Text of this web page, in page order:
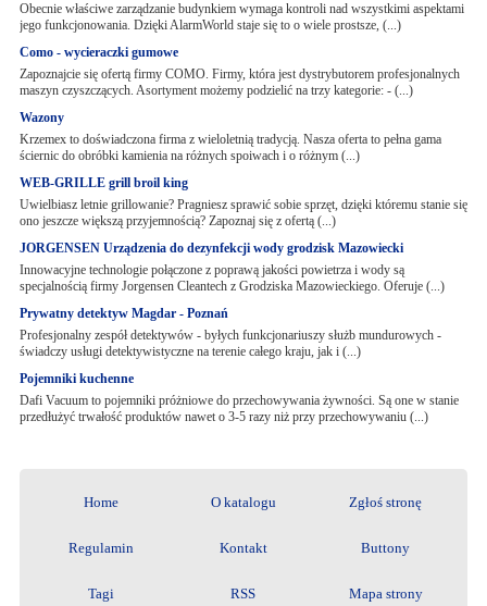
Obecnie właściwe zarządzanie budynkiem wymaga kontroli nad wszystkimi aspektami
jego funkcjonowania. Dzięki AlarmWorld staje się to o wiele prostsze, (...)
Como - wycieraczki gumowe
Zapoznajcie się ofertą firmy COMO. Firmy, która jest dystrybutorem profesjonalnych
maszyn czyszczących. Asortyment możemy podzielić na trzy kategorie: - (...)
Wazony
Krzemex to doświadczona firma z wieloletnią tradycją. Nasza oferta to pełna gama
ściernic do obróbki kamienia na różnych spoiwach i o różnym (...)
WEB-GRILLE grill broil king
Uwielbiasz letnie grillowanie? Pragniesz sprawić sobie sprzęt, dzięki któremu stanie się
ono jeszcze większą przyjemnością? Zapoznaj się z ofertą (...)
JORGENSEN Urządzenia do dezynfekcji wody grodzisk Mazowiecki
Innowacyjne technologie połączone z poprawą jakości powietrza i wody są
specjalnością firmy Jorgensen Cleantech z Grodziska Mazowieckiego. Oferuje (...)
Prywatny detektyw Magdar - Poznań
Profesjonalny zespół detektywów - byłych funkcjonariuszy służb mundurowych -
świadczy usługi detektywistyczne na terenie całego kraju, jak i (...)
Pojemniki kuchenne
Dafi Vacuum to pojemniki próżniowe do przechowywania żywności. Są one w stanie
przedłużyć trwałość produktów nawet o 3-5 razy niż przy przechowywaniu (...)
Home O katalogu Zgłoś stronę
Regulamin Kontakt Buttony
Tagi RSS Mapa strony